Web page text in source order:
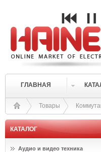
ГЛАВНАЯ
Товары
КАТАЛОГ
Аудио и видео техника